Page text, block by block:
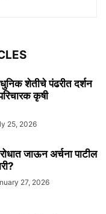
शेतीचे पंढरीत दर्शन
कृषी
25, 2026
जाऊन अर्चना पाटील
27, 2026